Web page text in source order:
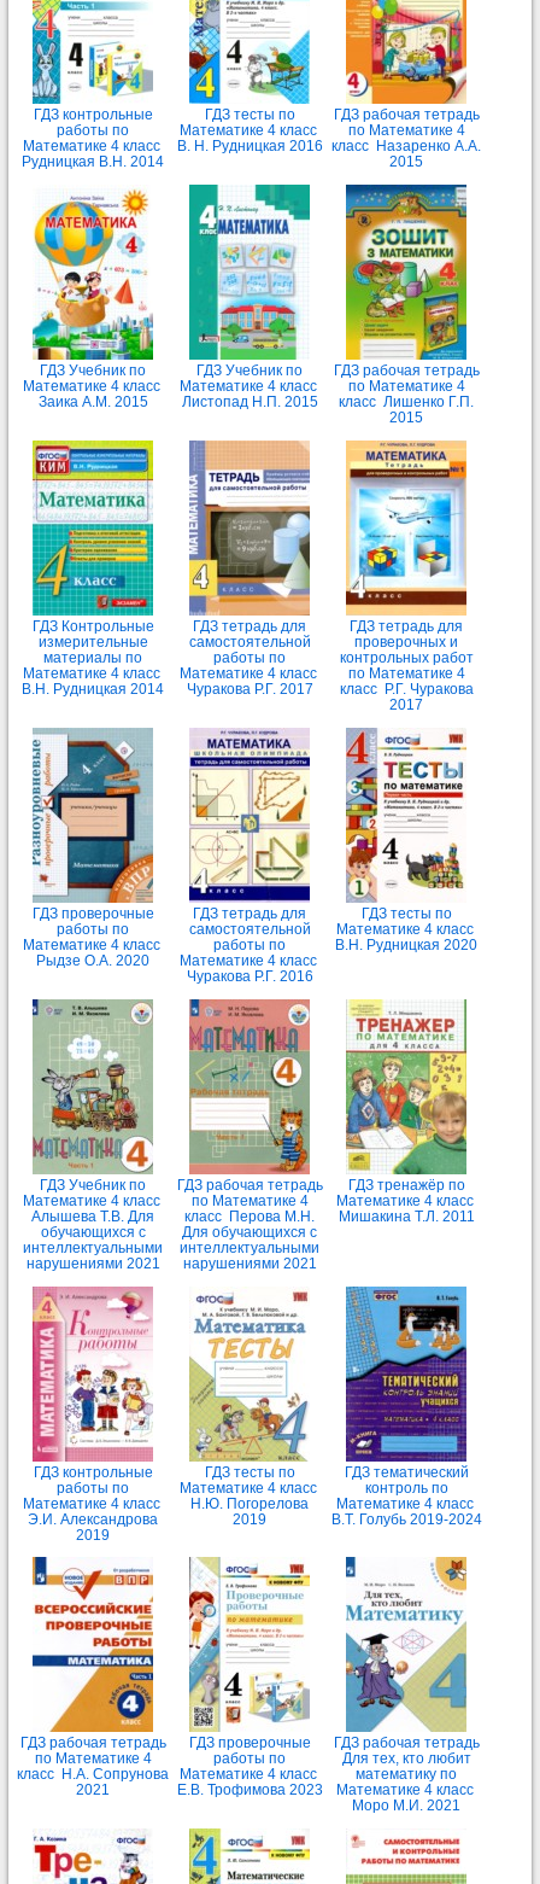
ГДЗ контрольные
работы по
Математике 4 класс
Рудницкая В.Н. 2014
ГДЗ тесты по
Математике 4 класс
В. Н. Рудницкая 2016
ГДЗ рабочая тетрадь
по Математике 4
класс Назаренко А.А.
2015
ГДЗ Учебник по
Математике 4 класс
Заика А.М. 2015
ГДЗ Учебник по
Математике 4 класс
Листопад Н.П. 2015
ГДЗ рабочая тетрадь
по Математике 4
класс Лишенко Г.П.
2015
ГДЗ Контрольные
измерительные
материалы по
Математике 4 класс
В.Н. Рудницкая 2014
ГДЗ тетрадь для
самостоятельной
работы по
Математике 4 класс
Чуракова Р.Г. 2017
ГДЗ тетрадь для
проверочных и
контрольных работ
по Математике 4
класс Р.Г. Чуракова
2017
ГДЗ проверочные
работы по
Математике 4 класс
Рыдзе О.А. 2020
ГДЗ тетрадь для
самостоятельной
работы по
Математике 4 класс
Чуракова Р.Г. 2016
ГДЗ тесты по
Математике 4 класс
В.Н. Рудницкая 2020
ГДЗ Учебник по
Математике 4 класс
Алышева Т.В. Для
обучающихся с
интеллектуальными
нарушениями 2021
ГДЗ рабочая тетрадь
по Математике 4
класс Перова М.Н.
Для обучающихся с
интеллектуальными
нарушениями 2021
ГДЗ тренажёр по
Математике 4 класс
Мишакина Т.Л. 2011
ГДЗ контрольные
работы по
Математике 4 класс
Э.И. Александрова
2019
ГДЗ тесты по
Математике 4 класс
Н.Ю. Погорелова
2019
ГДЗ тематический
контроль по
Математике 4 класс
В.Т. Голубь 2019-2024
ГДЗ рабочая тетрадь
по Математике 4
класс Н.А. Сопрунова
2021
ГДЗ проверочные
работы по
Математике 4 класс
Е.В. Трофимова 2023
ГДЗ рабочая тетрадь
Для тех, кто любит
математику по
Математике 4 класс
Моро М.И. 2021